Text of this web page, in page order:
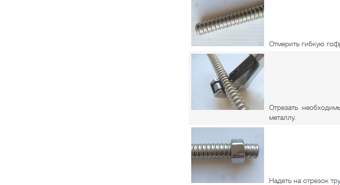
Отмерить гибкую
Отрезать
металлу.
Надеть на отрезок